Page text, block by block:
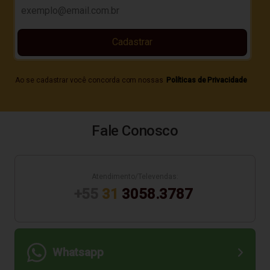
Ao se cadastrar você concorda com nossas Políticas de Privacidade
Cadastrar
Fale Conosco
31 3058.3787
Whatsapp